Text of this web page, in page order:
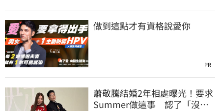
做到這點才有資格說愛你
PR
蕭敬騰結婚2年相處曝光！要求
Summer做這事 認了「沒秒